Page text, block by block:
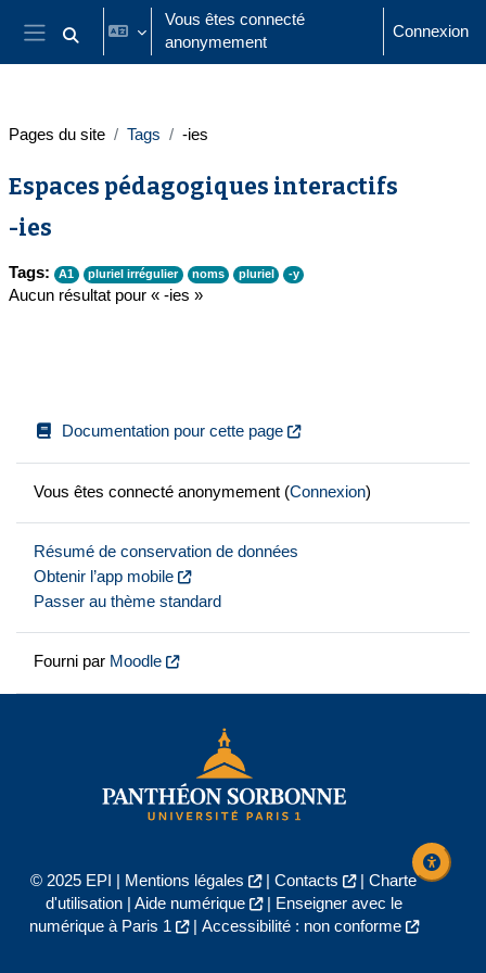
Passer au contenu principal
Panneau latéral
Activer/désactiver la saisie de recherche
Vous êtes connecté
anonymement
Connexion
Pages du site Tags -ies
Espaces pédagogiques interactifs
-ies
Tags: A1 pluriel irrégulier noms pluriel -y
Aucun résultat pour « -ies »
Documentation pour cette page
Vous êtes connecté anonymement (Connexion)
Résumé de conservation de données
Obtenir l’app mobile
Passer au thème standard
Fourni par Moodle
© 2025 EPI | Mentions légales | Contacts | Charte
d'utilisation| Aide numérique |
Enseigner avec le
numérique à Paris 1
| Accessibilité : non conforme